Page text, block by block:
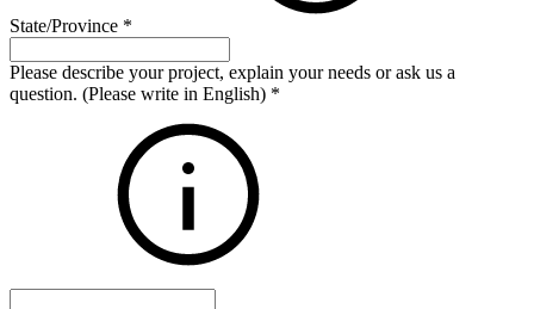
State/Province *
Please describe your project, explain your needs or ask us a
question. (Please write in English) *